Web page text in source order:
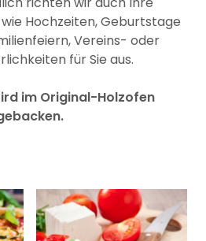
Hochzeiten, Geburtstage
Vereins- oder
für Sie aus.
im Original-Holzofen